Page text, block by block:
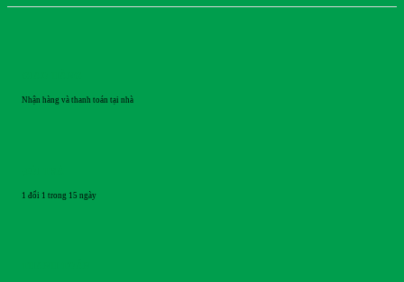
Nhận hàng và thanh toán tại nhà
1 đổi 1 trong 15 ngày